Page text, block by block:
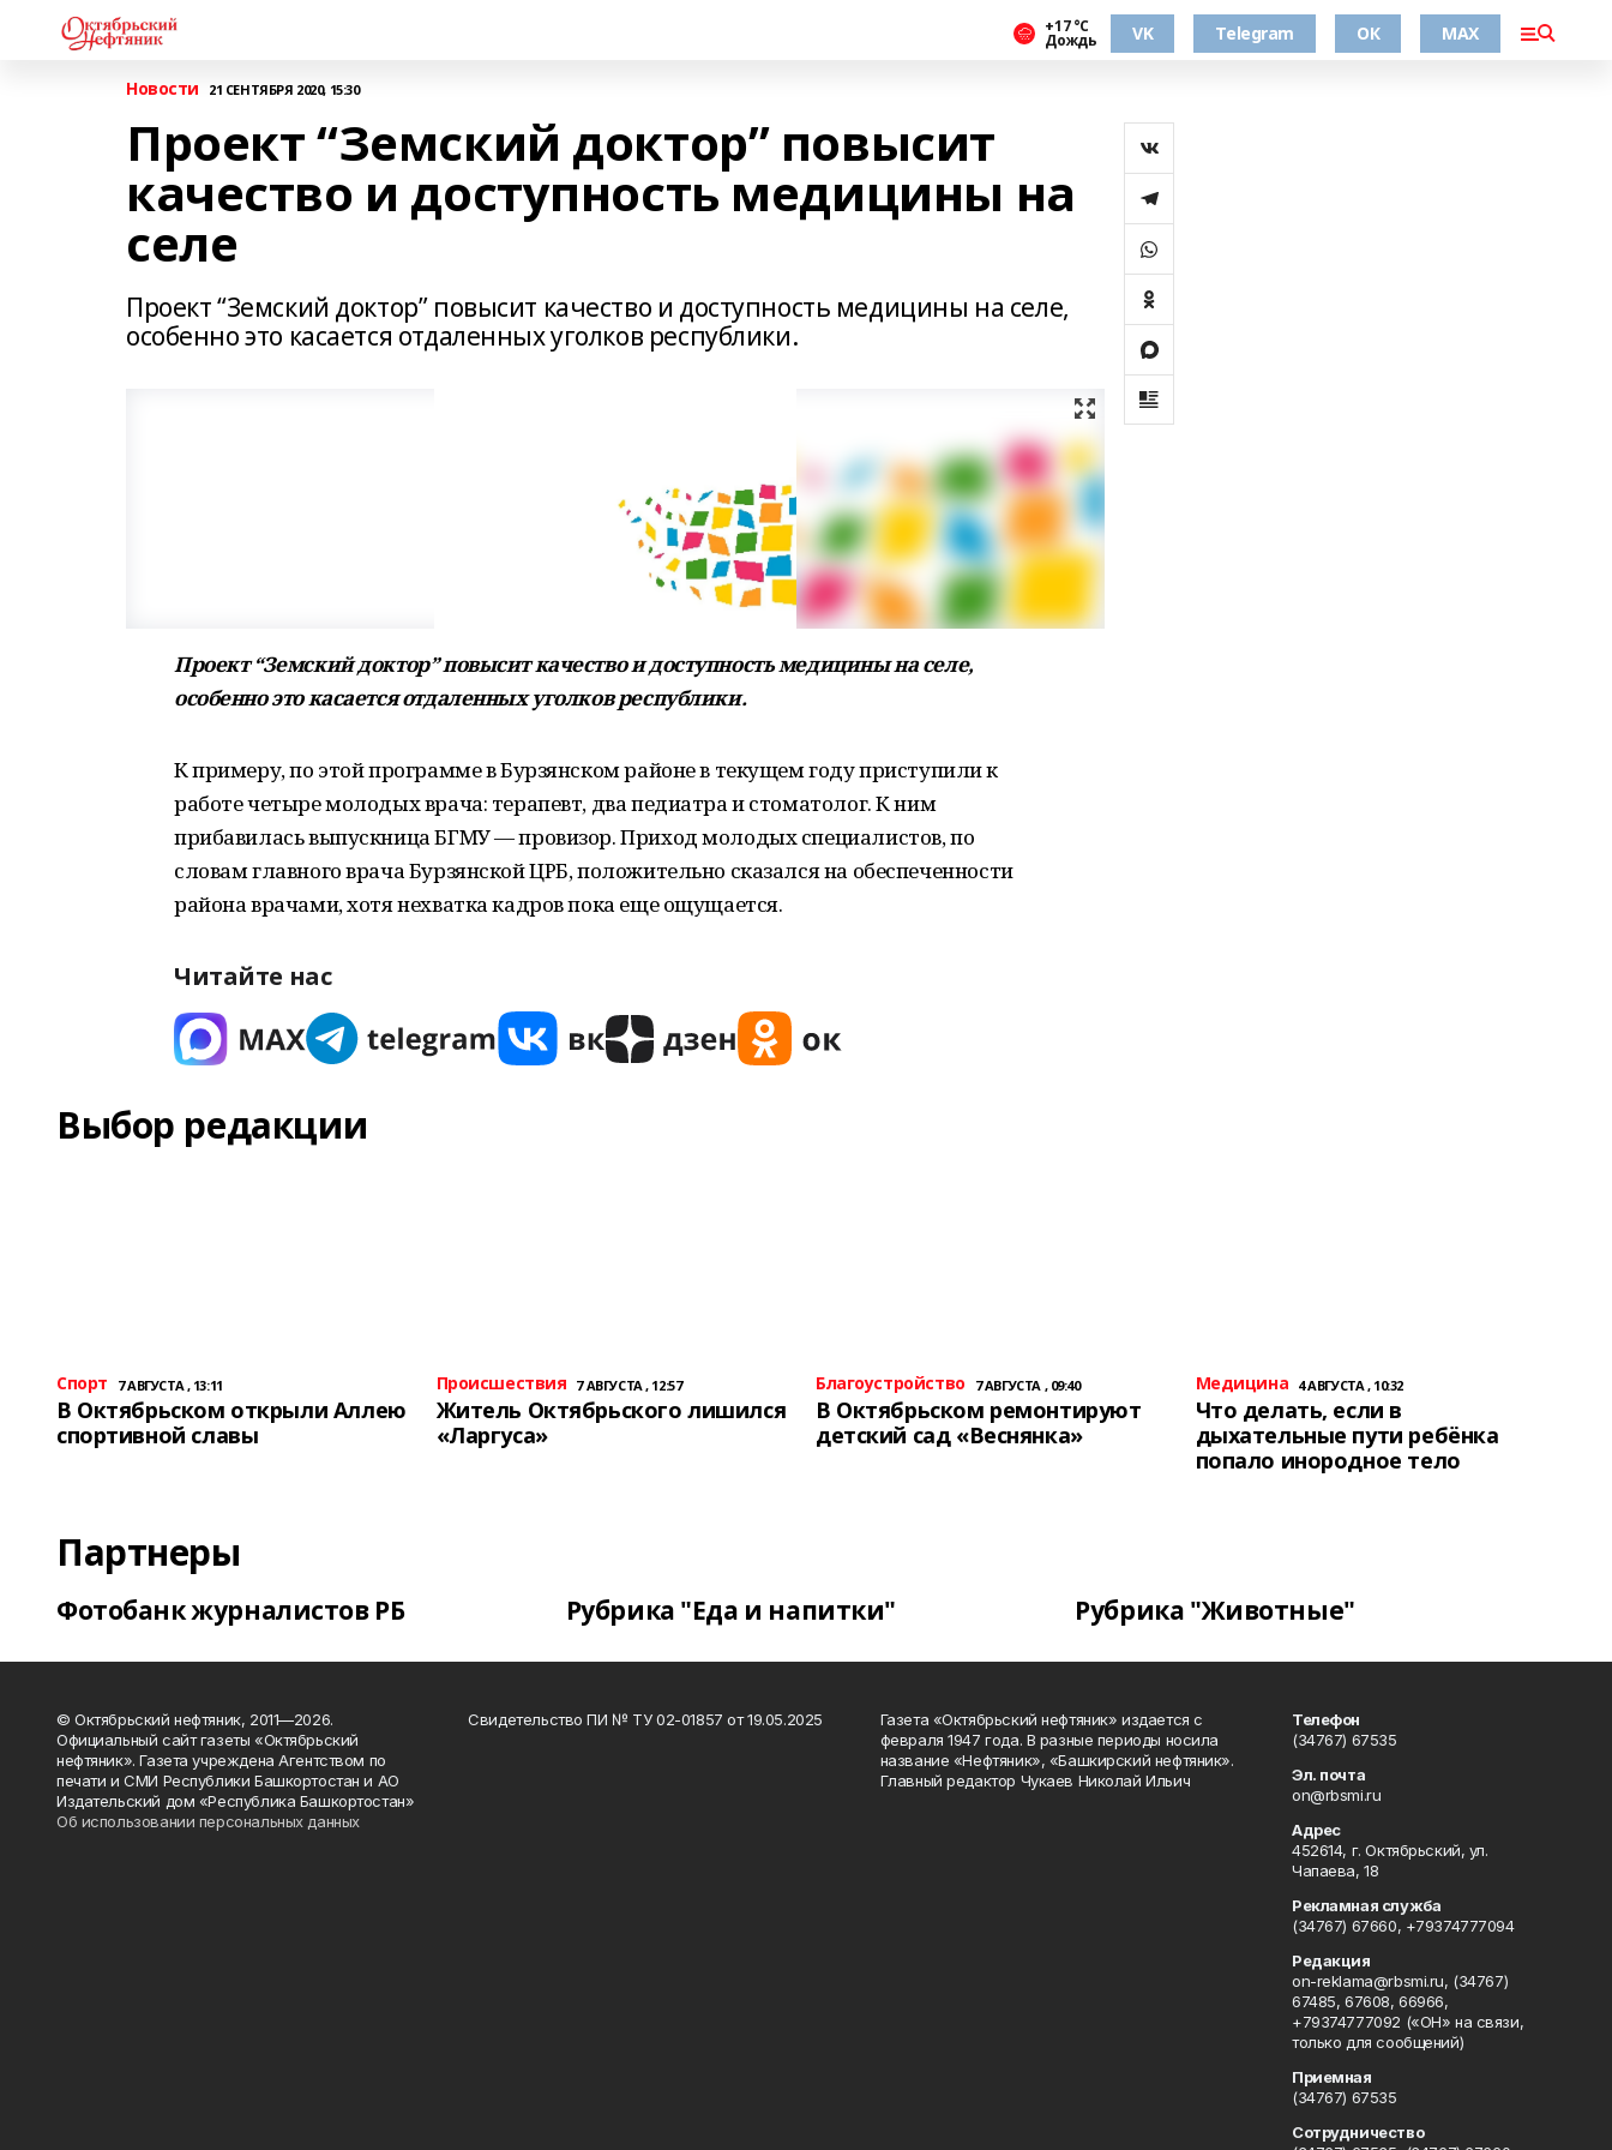
+17 °С
Дождь VK Telegram ОК MAX
Новости 21 СЕНТЯБРЯ 2020, 15:30
Проект “Земский доктор” повысит
качество и доступность медицины на
селе
Проект “Земский доктор” повысит качество и доступность медицины на селе,
особенно это касается отдаленных уголков республики.
Проект “Земский доктор” повысит качество и доступность медицины на селе,
особенно это касается отдаленных уголков республики.
К примеру, по этой программе в Бурзянском районе в текущем году приступили к
работе четыре молодых врача: терапевт, два педиатра и стоматолог. К ним
прибавилась выпускница БГМУ — провизор. Приход молодых специалистов, по
словам главного врача Бурзянской ЦРБ, положительно сказался на обеспеченности
района врачами, хотя нехватка кадров пока еще ощущается.
Читайте нас
Выбор редакции
Спорт 7 АВГУСТА , 13:11
В Октябрьском открыли Аллею
спортивной славы
Происшествия 7 АВГУСТА , 12:57
Житель Октябрьского лишился
«Ларгуса»
Благоустройство 7 АВГУСТА , 09:40
В Октябрьском ремонтируют
детский сад «Веснянка»
Медицина 4 АВГУСТА , 10:32
Что делать, если в
дыхательные пути ребёнка
попало инородное тело
Партнеры
Фотобанк журналистов РБ Рубрика "Еда и напитки" Рубрика "Животные"
© Октябрьский нефтяник, 2011—2026.
Официальный сайт газеты «Октябрьский
нефтяник». Газета учреждена Агентством по
печати и СМИ Республики Башкортостан и АО
Издательский дом «Республика Башкортостан»
Об использовании персональных данных
Свидетельство ПИ № ТУ 02-01857 от 19.05.2025
Газета «Октябрьский нефтяник» издается с
февраля 1947 года. В разные периоды носила
название «Нефтяник», «Башкирский нефтяник».
Главный редактор Чукаев Николай Ильич
Телефон
(34767) 67535
Эл. почта
on@rbsmi.ru
Адрес
452614, г. Октябрьский, ул.
Чапаева, 18
Рекламная служба
(34767) 67660, +79374777094
Редакция
on-reklama@rbsmi.ru, (34767)
67485, 67608, 66966,
+79374777092 («ОН» на связи,
только для сообщений)
Приемная
(34767) 67535
Сотрудничество